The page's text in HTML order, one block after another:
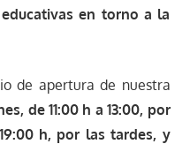
en torno a la
de apertura de nuestra
de 11:00 h a 13:00, por
h, por las tardes, y